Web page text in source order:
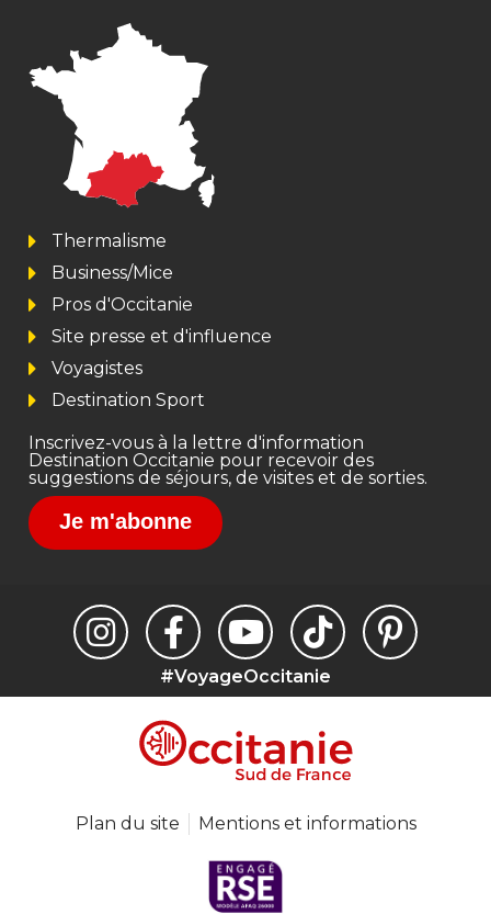
Thermalisme
Business/Mice
Pros d'Occitanie
Site presse et d'influence
Voyagistes
Destination Sport
Inscrivez-vous à la lettre d'information
Destination Occitanie pour recevoir des
suggestions de séjours, de visites et de sorties.
Je m'abonne
#VoyageOccitanie
Plan du site Mentions et informations